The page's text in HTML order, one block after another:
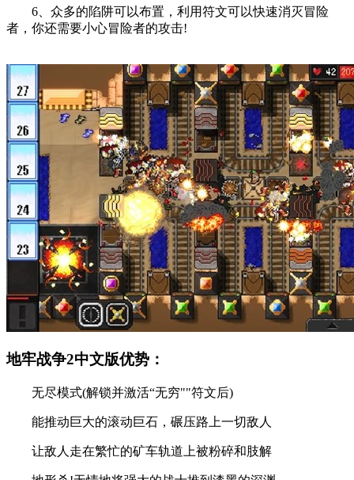
6、众多的陷阱可以布置，利用符文可以快速消灭冒险
者，你还需要小心冒险者的攻击!
地牢战争2中文版优势：
无尽模式(解锁并激活“无穷""符文后)
能推动巨大的滚动巨石，碾压路上一切敌人
让敌人走在繁忙的矿车轨道上被粉碎和肢解